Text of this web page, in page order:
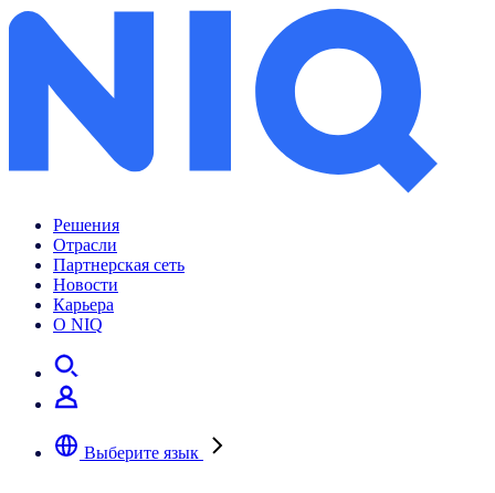
Решения
Отрасли
Партнерская сеть
Новости
Карьера
О NIQ
Выберите язык